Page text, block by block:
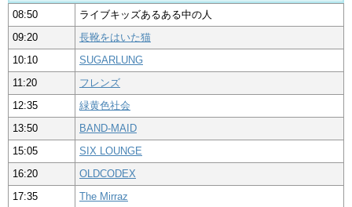
08:50
ライブキッズあるある中の人
09:20
長靴をはいた猫
10:10
SUGARLUNG
11:20
フレンズ
12:35
緑黄色社会
13:50
BAND-MAID
15:05
SIX LOUNGE
16:20
OLDCODEX
17:35
The Mirraz